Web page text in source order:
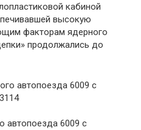
кабиной
высокую
факторам ядерного
продолжались до
автопоезда 6009 с